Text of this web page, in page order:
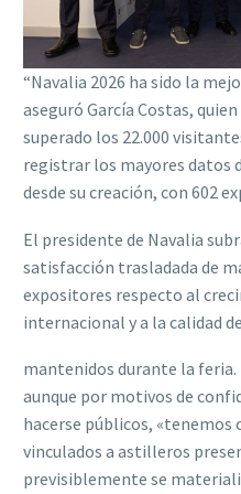
“Navalia 2026 ha sido la
aseguró García Costas,
superado los 22.000
registrar los mayores datos
desde su creación, con 602
El presidente de Navalia
satisfacción trasladada de
expositores respecto al
internacional y a la calidad
mantenidos durante la feria.
aunque por motivos de
hacerse públicos,
vinculados a astilleros
previsiblemente se